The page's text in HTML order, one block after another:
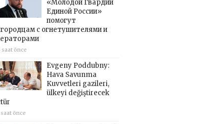
«Молодой Гвардии
Единой России»
помогут
с огнетушителями и
saat önce
Evgeny Poddubny:
Hava Savunma
Kuvvetleri gazileri,
ülkeyi değiştirecek
saat önce